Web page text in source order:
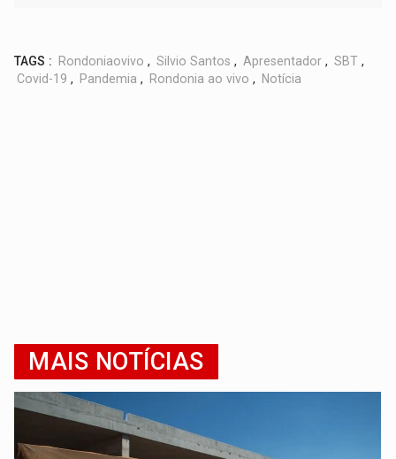
TAGS : Rondoniaovivo , Silvio Santos , Apresentador , SBT ,
Covid-19 , Pandemia , Rondonia ao vivo , Notícia
MAIS NOTÍCIAS